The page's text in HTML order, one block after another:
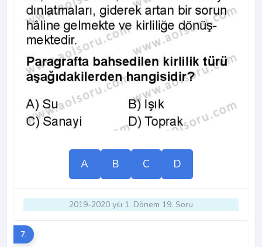
A B C D
2019-2020 yılı 1. Dönem 19. Soru
7.